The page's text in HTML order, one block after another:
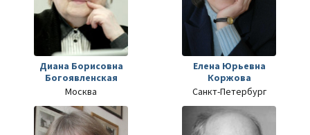
Диана Борисовна
Богоявленская
Москва
Елена Юрьевна
Коржова
Санкт-Петербург